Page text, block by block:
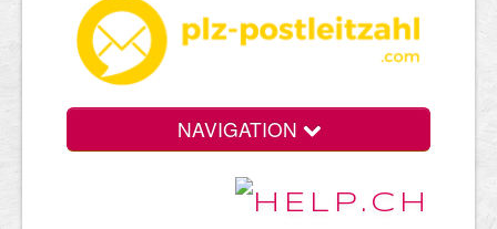
NAVIGATION